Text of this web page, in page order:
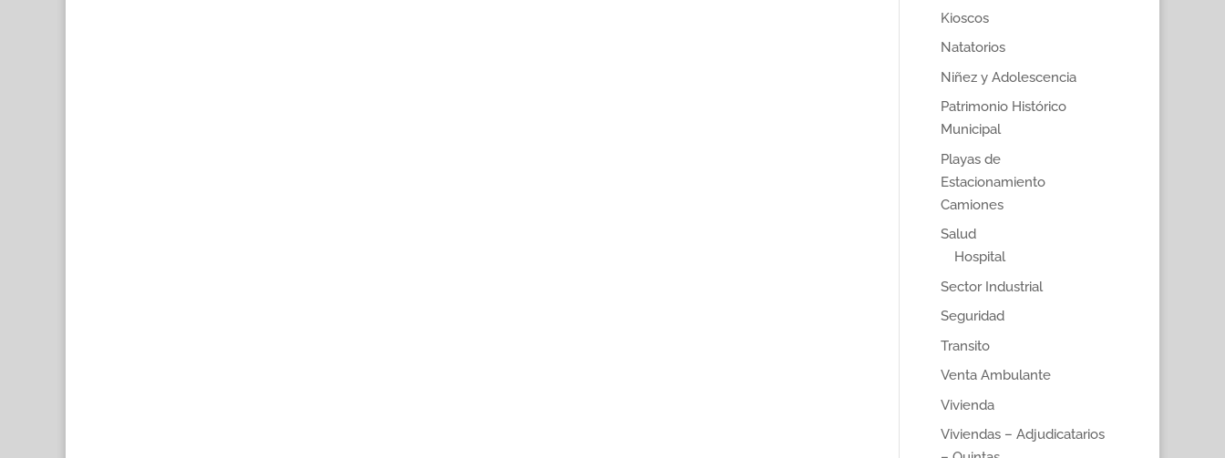
Kioscos
Natatorios
Niñez y Adolescencia
Patrimonio Histórico
Municipal
Playas de
Estacionamiento
Camiones
Salud
Hospital
Sector Industrial
Seguridad
Transito
Venta Ambulante
Vivienda
Viviendas – Adjudicatarios